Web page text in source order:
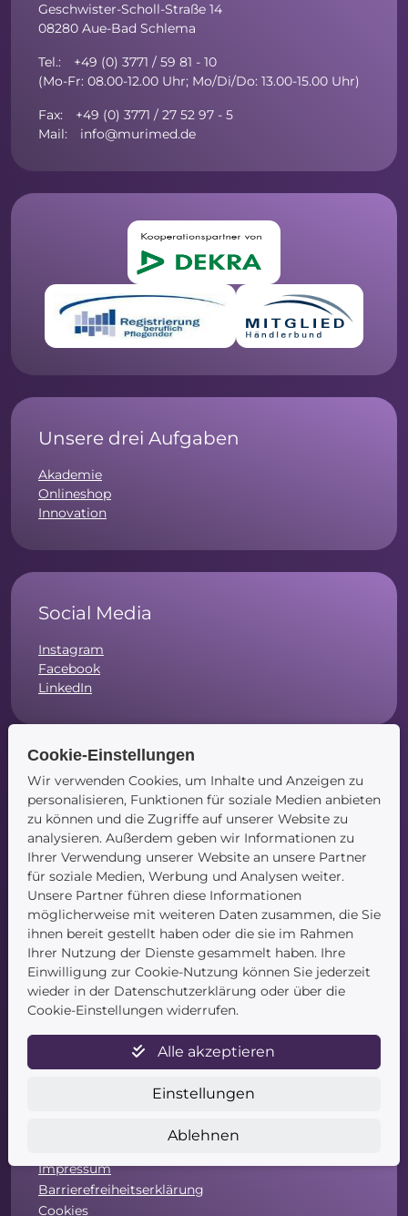
Geschwister-Scholl-Straße 14
08280 Aue-Bad Schlema
Tel.: +49 (0) 3771 / 59 81 - 10
(Mo-Fr: 08.00-12.00 Uhr; Mo/Di/Do: 13.00-15.00 Uhr)
Fax: +49 (0) 3771 / 27 52 97 - 5
Mail: info@murimed.de
Unsere drei Aufgaben
Akademie
Onlineshop
Innovation
Social Media
Instagram
Facebook
LinkedIn
Navigation
Startseite
Blog
Kontakt
Service
Impressum
Barrierefreiheitserklärung
Cookies
Cookie-Einstellungen
Wir verwenden Cookies, um Inhalte und Anzeigen zu
personalisieren, Funktionen für soziale Medien anbieten
zu können und die Zugriffe auf unserer Website zu
analysieren. Außerdem geben wir Informationen zu
Ihrer Verwendung unserer Website an unsere Partner
für soziale Medien, Werbung und Analysen weiter.
Unsere Partner führen diese Informationen
möglicherweise mit weiteren Daten zusammen, die Sie
ihnen bereit gestellt haben oder die sie im Rahmen
Ihrer Nutzung der Dienste gesammelt haben. Ihre
Einwilligung zur Cookie-Nutzung können Sie jederzeit
wieder in der Datenschutzerklärung oder über die
Cookie-Einstellungen widerrufen.
Alle akzeptieren
Einstellungen
Ablehnen